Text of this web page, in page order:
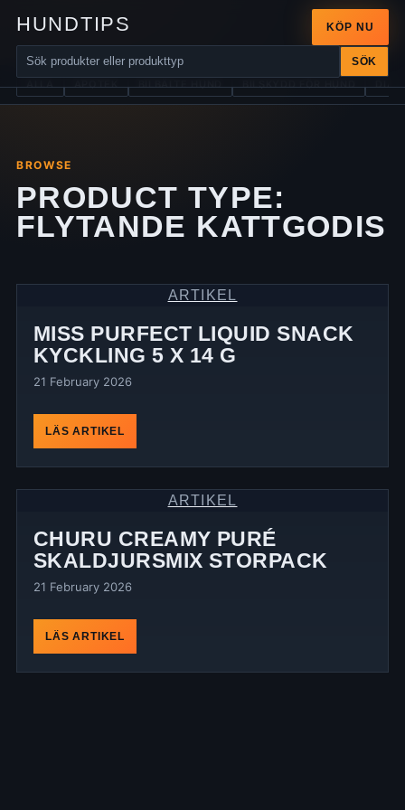
HUNDTIPS
SÖK
KÖP NU
ALLA APOTEK BILBÄLTE HUND BILSKYDD FÖR HUND
BROWSE
PRODUCT TYPE:
FLYTANDE KATTGODIS
ARTIKEL
MISS PURFECT LIQUID SNACK
KYCKLING 5 X 14 G
21 February 2026
LÄS ARTIKEL
ARTIKEL
CHURU CREAMY PURÉ
SKALDJURSMIX STORPACK
21 February 2026
LÄS ARTIKEL